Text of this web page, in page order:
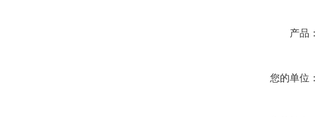
产品
您的单位